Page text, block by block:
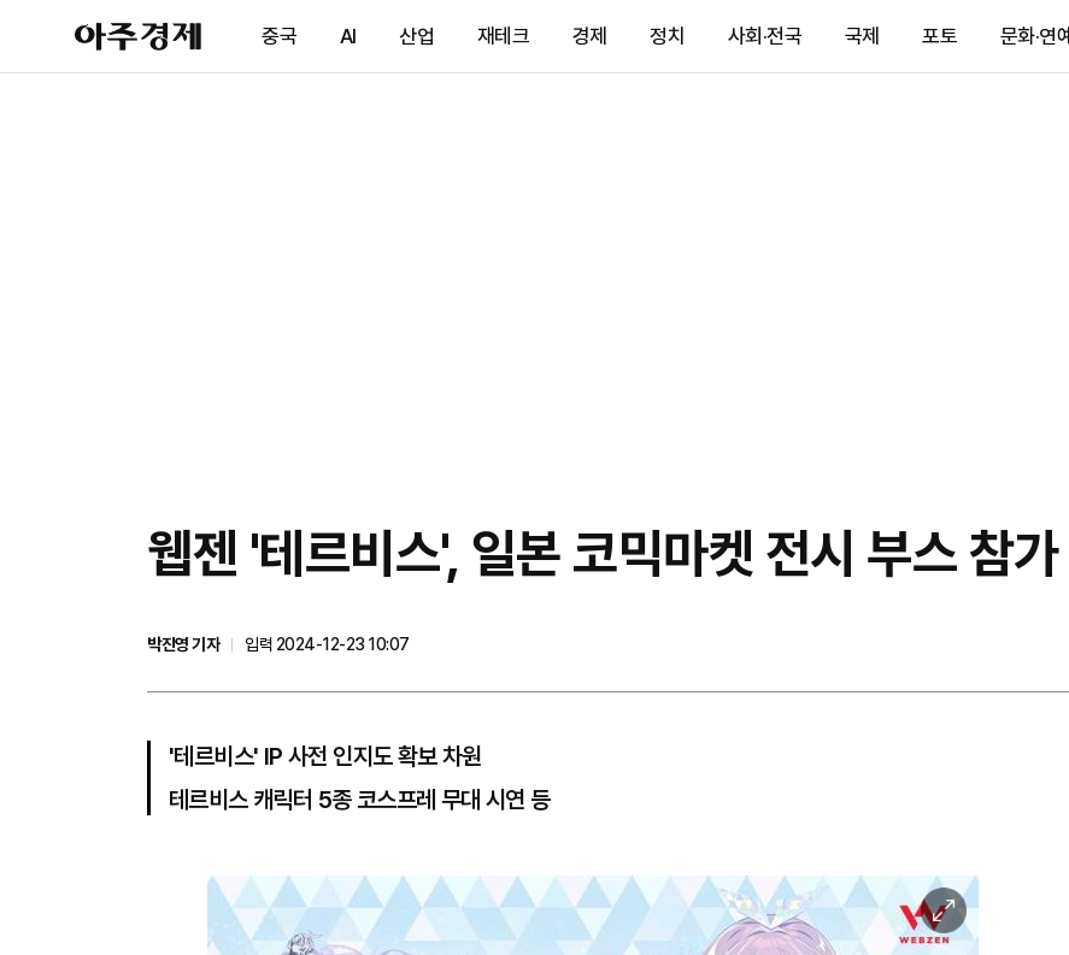
아
주
제
중국 AI 산업 재테크 경제 정치 사회·전국 국제 포토 문화·연예
웹젠 '테르비스', 일본 코믹마켓 전시 부스 참가
박진영 기자
입력 2024-12-23 10:07
'테르비스' IP 사전 인지도 확보 차원
테르비스 캐릭터 5종 코스프레 무대 시연 등
이
미